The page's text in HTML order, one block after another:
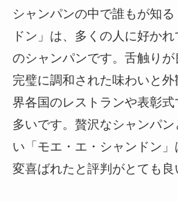
シャンパンの中で誰もが知
ドン」は、多くの人に好か
のシャンパンです。舌触り
完璧に調和された味わいと
界各国のレストランや表彰
多いです。贅沢なシャンパ
い「モエ・エ・シャンドン
変喜ばれたと評判がとても良